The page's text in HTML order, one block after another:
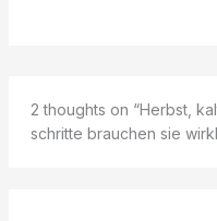
2 thoughts on “Herbst,
schritte brauchen sie